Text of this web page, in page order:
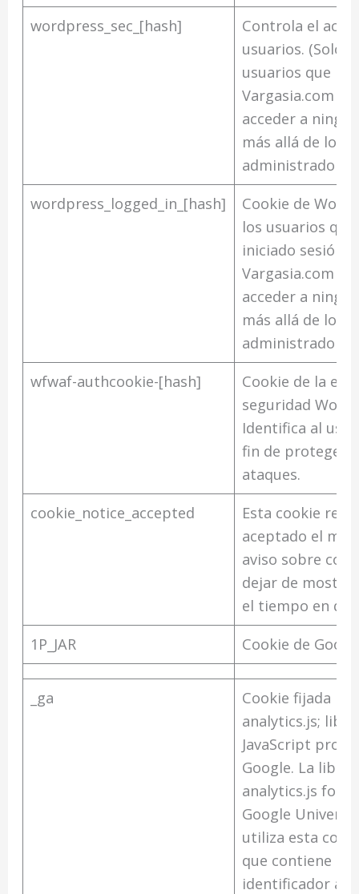
wordpress_sec_[hash]
Controla el
usuarios. (Solo
usuarios que
Vargasia.com
acceder a
más allá de los
wordpress_logged_in_[hash]
Cookie de
los usuarios que
iniciado sesión.
Vargasia.com
acceder a
más allá de los
wfwaf-authcookie-[hash]
Cookie de la
seguridad
Identifica al
fin de proteger
ataques.
cookie_notice_accepted
Esta cookie
aceptado el
aviso sobre
dejar de
el tiempo en
1P_JAR
Cookie de
_ga
Cookie fijada
analytics.js;
JavaScript
Google. La
analytics.js
Google
utiliza esta
que contiene un
identificador